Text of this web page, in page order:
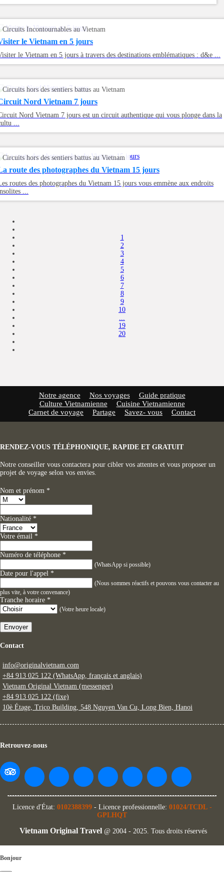
Circuits Incontournables au Vietnam
le Vietnam en 5 jours
le Vietnam en 5 jours à travers des destinations emblématiques : d&e ...
Circuits hors des sentiers battus au Vietnam
Nord Vietnam 7 jours
Nord Vietnam 7 jours est un circuit authentique qui vous plonge dans la
...
Circuits hors des sentiers battus au Vietnam
route des photographes du Vietnam 15 jours
routes des photographes du Vietnam 15 jours vous emmène aux endroits
...
1
2
3
4
5
6
7
8
9
10
19
20
Notre agence Nos voyages
Guide pratique
Culture Vietnamienne
Cuisine Vietnamienne
Carnet de voyage
Partage Savez- vous Contact
RENDEZ-VOUS TÉLÉPHONIQUE, RAPIDE ET GRATUIT
Notre conseiller vous contactera pour cibler vos attentes et vous proposer un
projet de voyage selon vos envies.
Nom et prénom *
Nationalité *
Votre émail *
Numéro de téléphone *
(WhatsApp si possible)
Date pour l'appel *
(Nous sommes réactifs et pouvons vous contacter au
plus vite, à votre convenance)
Tranche horaire *
(Votre heure locale)
Envoyer
Contact
info@originalvietnam.com
+84 913 025 122 (WhatsApp, français et anglais)
Vietnam Original Vietnam (messenger)
+84 913 025 122 (fixe)
10è Étage, Trico Building, 548 Nguyen Van Cu, Long Bien, Hanoi
Retrouvez-nous
Licence d'État: 0102388399 - Licence professionnelle: 01024/TCDL-
GPLHQT
Vietnam Original Travel @ 2004 - 2025. Tous droits réservés
Bonjour